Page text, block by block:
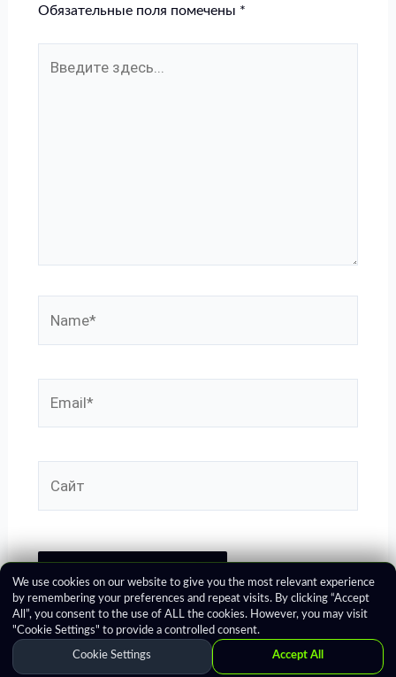
Обязательные поля помечены *
здесь...
We use cookies on our website to give you the most relevant experience
by remembering your preferences and repeat visits. By clicking “Accept
All”, you consent to the use of ALL the cookies. However, you may visit
"Cookie Settings" to provide a controlled consent.
Cookie Settings Accept All